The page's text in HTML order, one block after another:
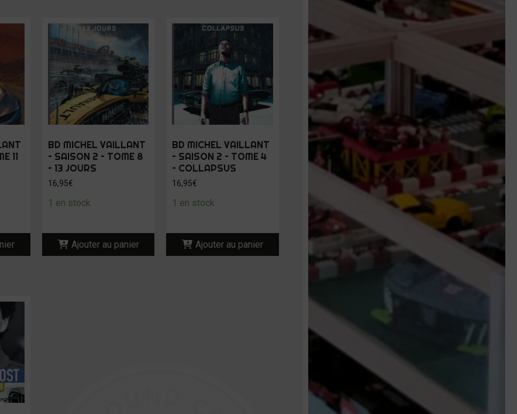
11
BD MICHEL VAILLANT
– SAISON 2 – TOME 8
– 13 JOURS
16,95€
1 en stock
Ajouter au panier
BD MICHEL VAILLANT
– SAISON 2 – TOME 4
– COLLAPSUS
16,95€
1 en stock
Ajouter au panier